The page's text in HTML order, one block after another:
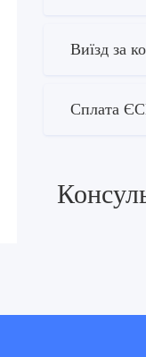
Виїзд за
Сплата